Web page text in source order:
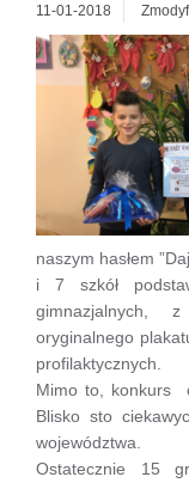
11-01-2018
naszym hasłem
i 7 szkół
gimnazjalnych,
oryginalnego
profilaktycznych.
Mimo to, konkurs
Blisko sto
województwa.
Ostatecznie 15